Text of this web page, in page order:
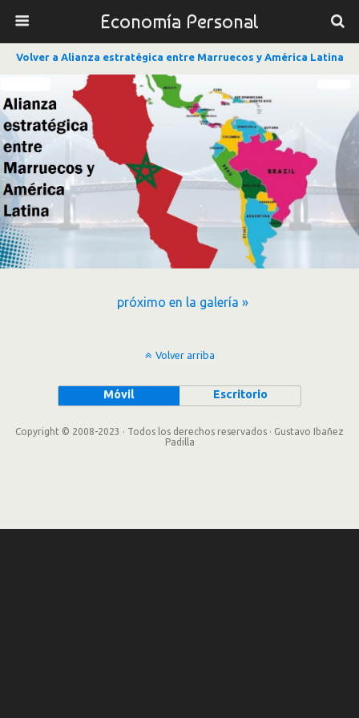
Economía Personal
Volver a Alianza estratégica entre Marruecos y América Latina
próximo en la galería »
Volver arriba
Móvil Escritorio
Copyright © 2008-2023 · Todos los derechos reservados · Gustavo Ibañez
Padilla